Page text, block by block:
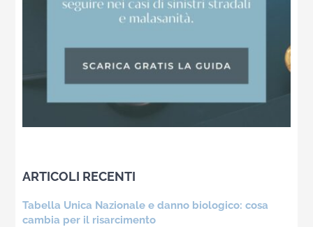
ARTICOLI RECENTI
Tabella Unica Nazionale e danno biologico: cosa
cambia per il risarcimento